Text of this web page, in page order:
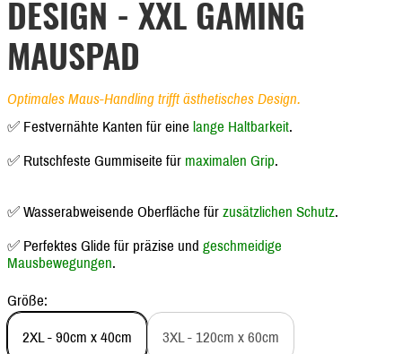
DESIGN - XXL GAMING
MAUSPAD
Optimales Maus-Handling trifft ästhetisches Design.
✅ Festvernähte Kanten für eine lange Haltbarkeit.
✅ Rutschfeste Gummiseite für maximalen Grip.
✅ Wasserabweisende Oberfläche für zusätzlichen Schutz.
✅ Perfektes Glide für präzise und geschmeidige
Mausbewegungen.
Größe:
2XL - 90cm x 40cm 3XL - 120cm x 60cm